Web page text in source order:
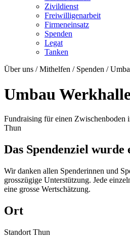
Zivildienst
Freiwilligenarbeit
Firmeneinsatz
Spenden
Legat
Tanken
Über uns / Mithelfen / Spenden /
Umbau
Fundraising für einen Zwischenboden
Thun
Das Spendenziel
Wir danken allen Spenderinnen und
grosszügige Unterstützung. Jede
eine grosse Wertschätzung.
Ort
Standort Thun